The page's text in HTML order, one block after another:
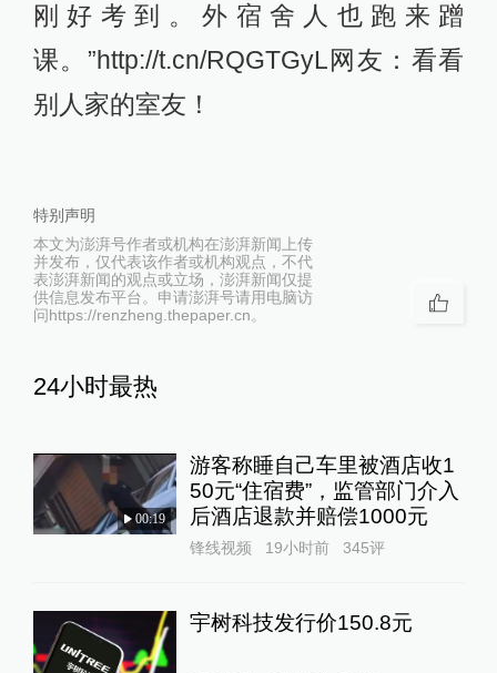
刚好考到。外宿舍人也跑来蹭
课。”http://t.cn/RQGTGyL网友：看看
别人家的室友！
特别声明
本文为澎湃号作者或机构在澎湃新闻上传
并发布，仅代表该作者或机构观点，不代
表澎湃新闻的观点或立场，澎湃新闻仅提
供信息发布平台。申请澎湃号请用电脑访
问https://renzheng.thepaper.cn。
24小时最热
00:19
游客称睡自己车里被酒店收1
50元“住宿费”，监管部门介入
后酒店退款并赔偿1000元
锋线视频 19小时前 345评
宇树科技发行价150.8元